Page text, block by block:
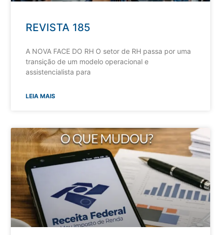
REVISTA 185
A NOVA FACE DO RH O setor de RH passa por uma
transição de um modelo operacional e
assistencialista para
LEIA MAIS